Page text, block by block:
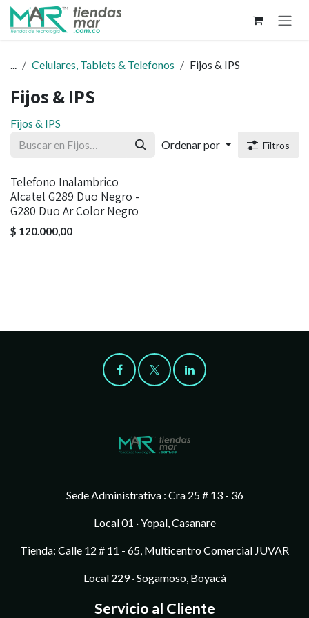
Ir al contenido
... Celulares, Tablets & Telefonos Fijos & IPS
Fijos & IPS
Fijos & IPS
Ordenar por
Filtros
Telefono Inalambrico
Alcatel G289 Duo Negro -
G280 Duo Ar Color Negro
$ 120.000,00
Sede Administrativa : Cra 25 # 13 - 36
Local 01 · Yopal, Casanare
Tienda: Calle 12 # 11 - 65, Multicentro Comercial JUVAR
Local 229 · Sogamoso, Boyacá
Servicio al Cliente